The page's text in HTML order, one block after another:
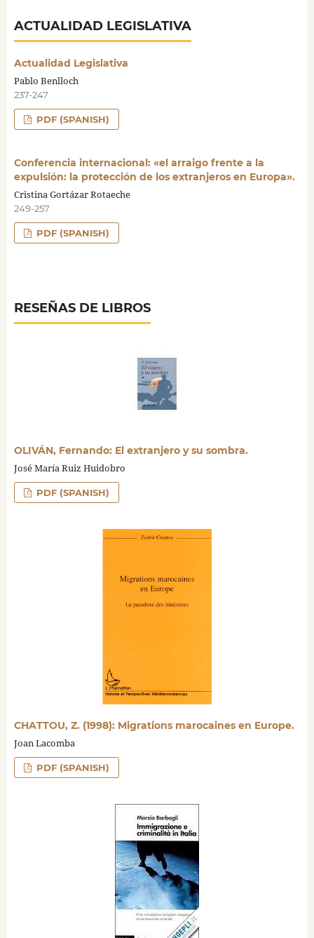
ACTUALIDAD LEGISLATIVA
Actualidad Legislativa
Pablo Benlloch
237-247
PDF (SPANISH)
Conferencia internacional: «el arraigo frente a la
expulsión: la protección de los extranjeros en Europa».
Cristina Gortázar Rotaeche
249-257
PDF (SPANISH)
RESEÑAS DE LIBROS
OLIVÁN, Fernando: El extranjero y su sombra.
José María Ruiz Huidobro
PDF (SPANISH)
CHATTOU, Z. (1998): Migrations marocaines en Europe.
Joan Lacomba
PDF (SPANISH)